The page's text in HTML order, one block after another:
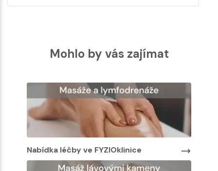
Mohlo by vás zajímat
léčby ve FYZIOklinice Nabídka léčby ve